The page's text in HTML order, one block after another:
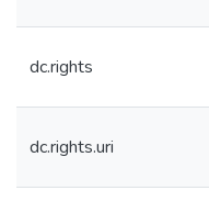
dc.rights
dc.rights.uri